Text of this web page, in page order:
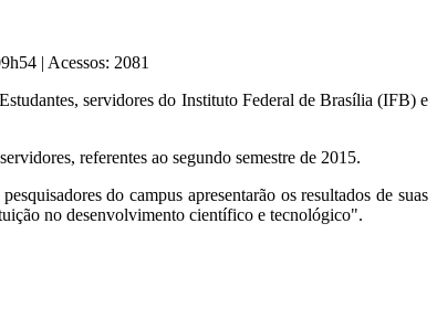
| Acessos: 2081
servidores do Instituto Federal de Brasília (IFB) e
referentes ao segundo semestre de 2015.
do campus apresentarão os resultados de suas
no desenvolvimento científico e tecnológico".